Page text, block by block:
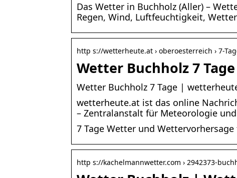
Das Wetter in Buchholz (Aller) –
Regen, Wind, Luftfeuchtigkeit,
http s://wetterheute.at › oberoesterreich › 7-
Wetter Buchholz 7
Wetter Buchholz 7 Tage |
wetterheute.at ist das online
– Zentralanstalt für Meteorologie
7 Tage Wetter und
http s://kachelmannwetter.com › 2942373-